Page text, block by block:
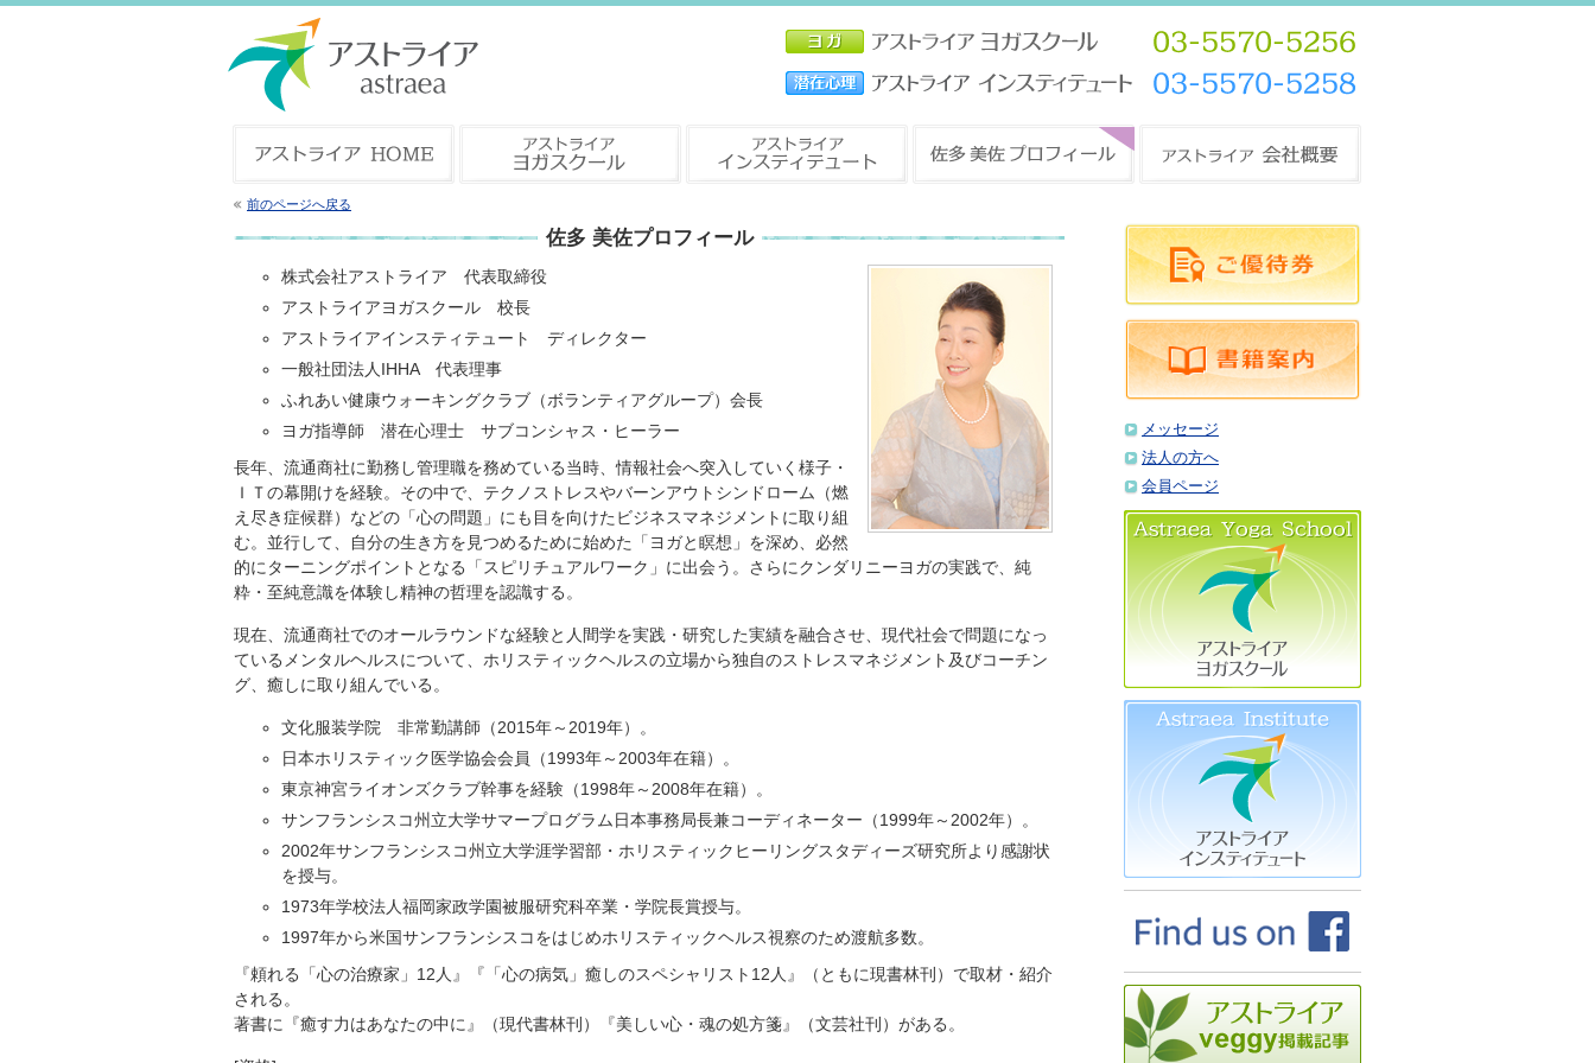
前のページへ戻る
佐多 美佐プロフィール
株式会社アストライア 代表取締役
アストライアヨガスクール 校長
アストライアインスティテュート ディレクター
一般社団法人IHHA 代表理事
ふれあい健康ウォーキングクラブ（ボランティアグループ）会長
ヨガ指導師 潜在心理士 サブコンシャス・ヒーラー
長年、流通商社に勤務し管理職を務めている当時、情報社会へ突入していく様子・
ＩＴの幕開けを経験。その中で、テクノストレスやバーンアウトシンドローム（燃
え尽き症候群）などの「心の問題」にも目を向けたビジネスマネジメントに取り組
む。並行して、自分の生き方を見つめるために始めた「ヨガと瞑想」を深め、必然
的にターニングポイントとなる「スピリチュアルワーク」に出会う。さらにクンダリニーヨガの実践で、純
粋・至純意識を体験し精神の哲理を認識する。
現在、流通商社でのオールラウンドな経験と人間学を実践・研究した実績を融合させ、現代社会で問題になっ
ているメンタルヘルスについて、ホリスティックヘルスの立場から独自のストレスマネジメント及びコーチン
グ、癒しに取り組んでいる。
文化服装学院 非常勤講師（2015年～2019年）。
日本ホリスティック医学協会会員（1993年～2003年在籍）。
東京神宮ライオンズクラブ幹事を経験（1998年～2008年在籍）。
サンフランシスコ州立大学サマープログラム日本事務局長兼コーディネーター（1999年～2002年）。
2002年サンフランシスコ州立大学涯学習部・ホリスティックヒーリングスタディーズ研究所より感謝状
を授与。
1973年学校法人福岡家政学園被服研究科卒業・学院長賞授与。
1997年から米国サンフランシスコをはじめホリスティックヘルス視察のため渡航多数。
『頼れる「心の治療家」12人』『「心の病気」癒しのスペシャリスト12人』（ともに現書林刊）で取材・紹介
される。
著書に『癒す力はあなたの中に』（現代書林刊）『美しい心・魂の処方箋』（文芸社刊）がある。
メッセージ
法人の方へ
会員ページ